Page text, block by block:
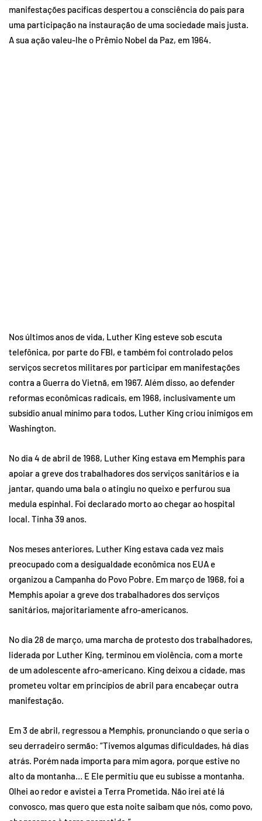
manifestações pacíficas despertou a consciência do país para
uma participação na instauração de uma sociedade mais justa.
A sua ação valeu-lhe o Prêmio Nobel da Paz, em 1964.
Nos últimos anos de vida, Luther King esteve sob escuta
telefônica, por parte do FBI, e também foi controlado pelos
serviços secretos militares por participar em manifestações
contra a Guerra do Vietnã, em 1967. Além disso, ao defender
reformas econômicas radicais, em 1968, inclusivamente um
subsídio anual mínimo para todos, Luther King criou inimigos em
Washington.
No dia 4 de abril de 1968, Luther King estava em Memphis para
apoiar a greve dos trabalhadores dos serviços sanitários e ia
jantar, quando uma bala o atingiu no queixo e perfurou sua
medula espinhal. Foi declarado morto ao chegar ao hospital
local. Tinha 39 anos.
Nos meses anteriores, Luther King estava cada vez mais
preocupado com a desigualdade econômica nos EUA e
organizou a Campanha do Povo Pobre. Em março de 1968, foi a
Memphis apoiar a greve dos trabalhadores dos serviços
sanitários, majoritariamente afro-americanos.
No dia 28 de março, uma marcha de protesto dos trabalhadores,
liderada por Luther King, terminou em violência, com a morte
de um adolescente afro-americano. King deixou a cidade, mas
prometeu voltar em princípios de abril para encabeçar outra
manifestação.
Em 3 de abril, regressou a Memphis, pronunciando o que seria o
seu derradeiro sermão: “Tivemos algumas dificuldades, há dias
atrás. Porém nada importa para mim agora, porque estive no
alto da montanha… E Ele permitiu que eu subisse a montanha.
Olhei ao redor e avistei a Terra Prometida. Não irei até lá
convosco, mas quero que esta noite saibam que nós, como povo,